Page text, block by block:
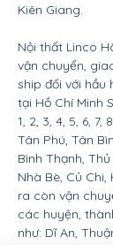
Kiên Giang.
Nội thất Linco
vận chuyển,
ship đối với hầu
tại Hồ Chí Minh
1, 2, 3, 4, 5, 6, 7,
Tân Phú, Tân
Bình Thạnh,
Nhà Bè, Củ
ra còn vận
các huyện,
như: Dĩ An,